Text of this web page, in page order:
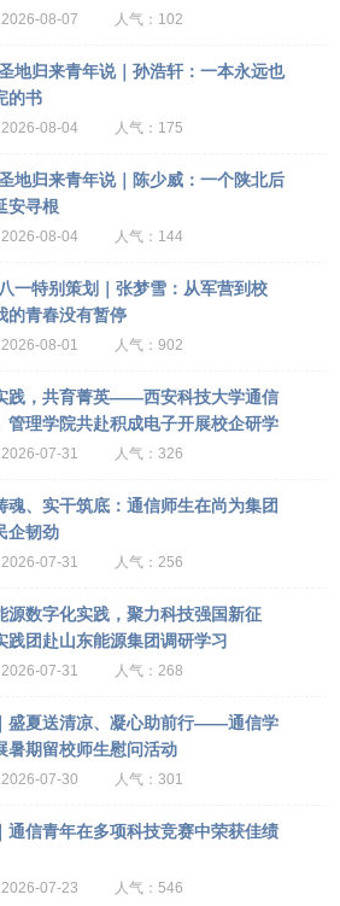
2026-08-07 102
地归来青年说｜孙浩轩：一本永远也
的书
2026-08-04 175
地归来青年说｜陈少威：一个陕北后
安寻根
2026-08-04 144
一特别策划｜张梦雪：从军营到校
的青春没有暂停
2026-08-01 902
践，共育菁英——西安科技大学通信
管理学院共赴积成电子开展校企研学
2026-07-31 326
魂、实干筑底：通信师生在尚为集团
企韧劲
2026-07-31 256
源数字化实践，聚力科技强国新征
践团赴山东能源集团调研学习
2026-07-31 268
盛夏送清凉、凝心助前行——通信学
暑期留校师生慰问活动
2026-07-30 301
通信青年在多项科技竞赛中荣获佳绩
2026-07-23 546